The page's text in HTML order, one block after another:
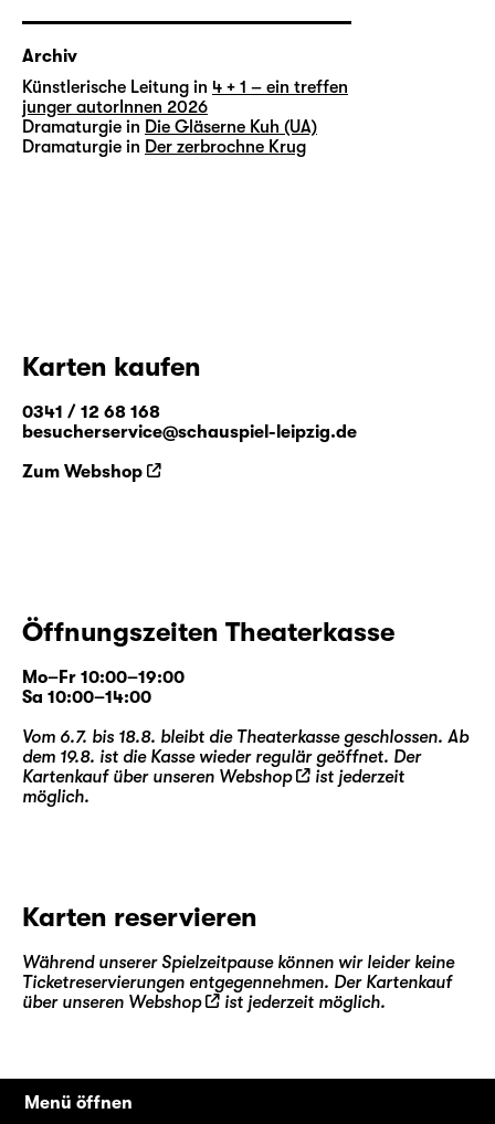
Archiv
Künstlerische Leitung in 4 + 1 – ein treffen
junger autorInnen 2026
Dramaturgie in Die Gläserne Kuh (UA)
Dramaturgie in Der zerbrochne Krug
Karten kaufen
0341 / 12 68 168
besucherservice@schauspiel-leipzig.de
Zum Webshop
Öffnungszeiten Theaterkasse
Mo–Fr 10:00–19:00
Sa 10:00–14:00
Vom 6.7. bis 18.8. bleibt die Theaterkasse geschlossen. Ab
dem 19.8. ist die Kasse wieder regulär geöffnet. Der
Kartenkauf über unseren Webshop
ist jederzeit
möglich.
Karten reservieren
Während unserer Spielzeitpause können wir leider keine
Ticketreservierungen entgegennehmen. Der Kartenkauf
über unseren Webshop ist jederzeit möglich.
Menü öffnen